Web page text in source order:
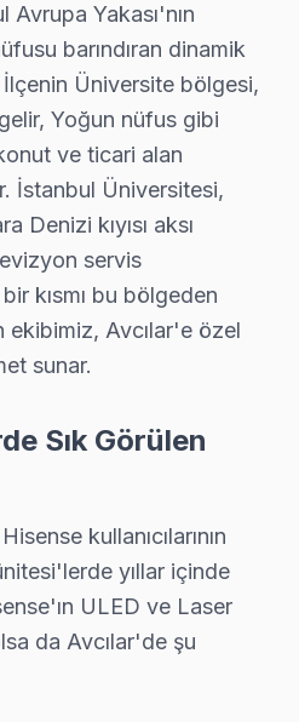
Servisi İçin
televizyonunuz
Avcılar ve çevre
Garanti: Avcılar servisimizde
Hisense yetkili hizmet
sakinlerinin tercih ettiği
şimdi arayın. 0850 811 14
Ekibimiz
hizmet'in başarısı, Avcılar
Hisense tarafından resmi
Lehimleme Uzmanlığı
termal kamera ile bozuk
Yükseltmesi
fabrika ayarları
Programları
teknolojilere ayak
Avrupa Yakası'nın
barındıran dinamik
Üniversite bölgesi,
Yoğun nüfus gibi
ve ticari alan
İstanbul Üniversitesi,
Denizi kıyısı aksı
servis
bir kısmı bu bölgeden
ekibimiz, Avcılar'e özel
sunar.
Sık Görülen
kullanıcılarının
yıllar içinde
ULED ve Laser
da Avcılar'de şu